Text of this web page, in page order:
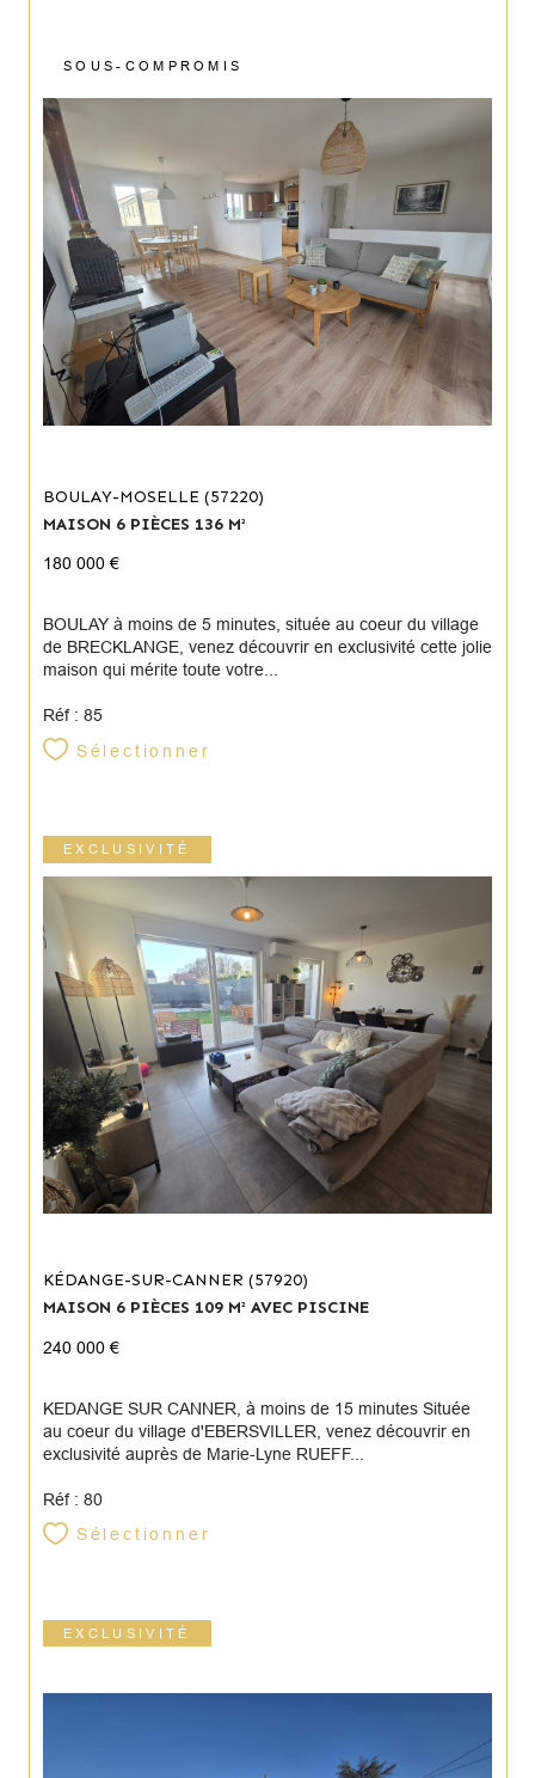
SOUS-COMPROMIS
BOULAY-MOSELLE (57220)
MAISON 6 PIÈCES 136 M²
180 000 €
BOULAY à moins de 5 minutes, située au coeur du village
de BRECKLANGE, venez découvrir en exclusivité cette jolie
maison qui mérite toute votre...
Réf : 85
Sélectionner
EXCLUSIVITÉ
KÉDANGE-SUR-CANNER (57920)
MAISON 6 PIÈCES 109 M² AVEC PISCINE
240 000 €
KEDANGE SUR CANNER, à moins de 15 minutes Située
au coeur du village d'EBERSVILLER, venez découvrir en
exclusivité auprès de Marie-Lyne RUEFF...
Réf : 80
Sélectionner
EXCLUSIVITÉ